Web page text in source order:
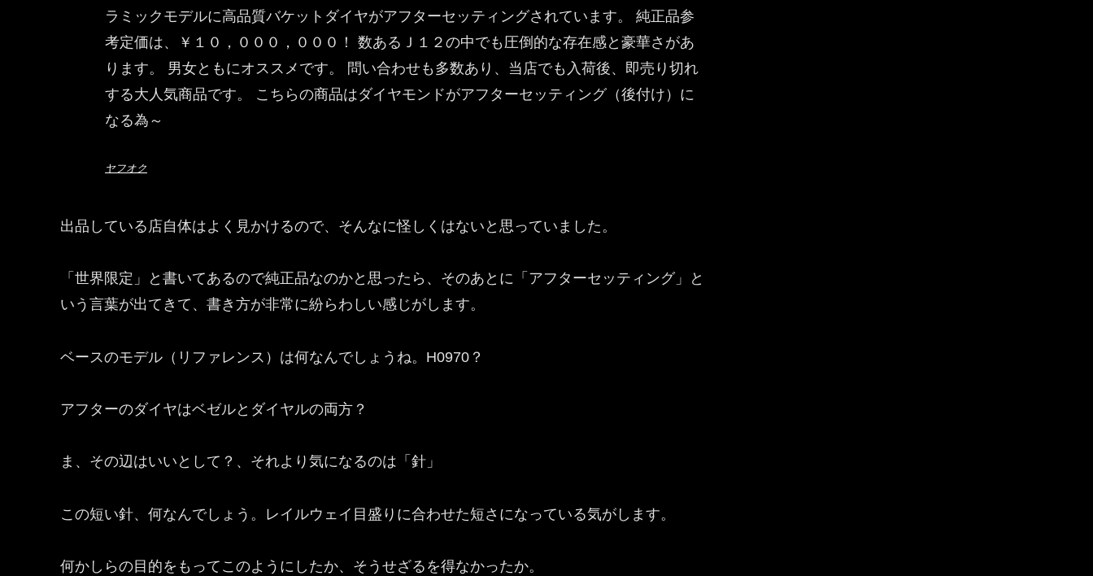
ラミックモデルに高品質バケットダイヤがアフターセッティングされています。 純正品参
考定価は、￥１０，０００，０００！ 数あるＪ１２の中でも圧倒的な存在感と豪華さがあ
ります。 男女ともにオススメです。 問い合わせも多数あり、当店でも入荷後、即売り切れ
する大人気商品です。 こちらの商品はダイヤモンドがアフターセッティング（後付け）に
なる為～
ヤフオク
出品している店自体はよく見かけるので、そんなに怪しくはないと思っていました。
「世界限定」と書いてあるので純正品なのかと思ったら、そのあとに「アフターセッティング」と
いう言葉が出てきて、書き方が非常に紛らわしい感じがします。
ベースのモデル（リファレンス）は何なんでしょうね。H0970？
アフターのダイヤはベゼルとダイヤルの両方？
ま、その辺はいいとして？、それより気になるのは「針」
この短い針、何なんでしょう。レイルウェイ目盛りに合わせた短さになっている気がします。
何かしらの目的をもってこのようにしたか、そうせざるを得なかったか。